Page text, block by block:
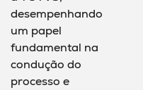
desempenhando
um papel
fundamental na
condução do
processo e